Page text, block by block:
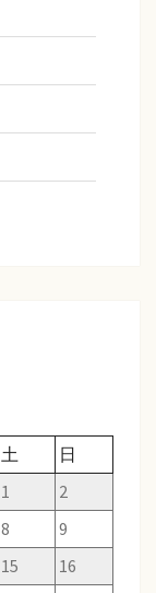
土
日
1
2
8
9
15
16